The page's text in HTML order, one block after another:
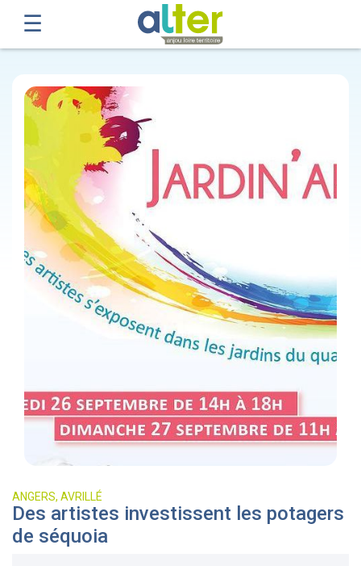
ANGERS, AVRILLÉ
Des artistes investissent les potagers
de séquoia